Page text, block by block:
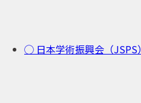
◯ 日本学術振興会（JSPS）